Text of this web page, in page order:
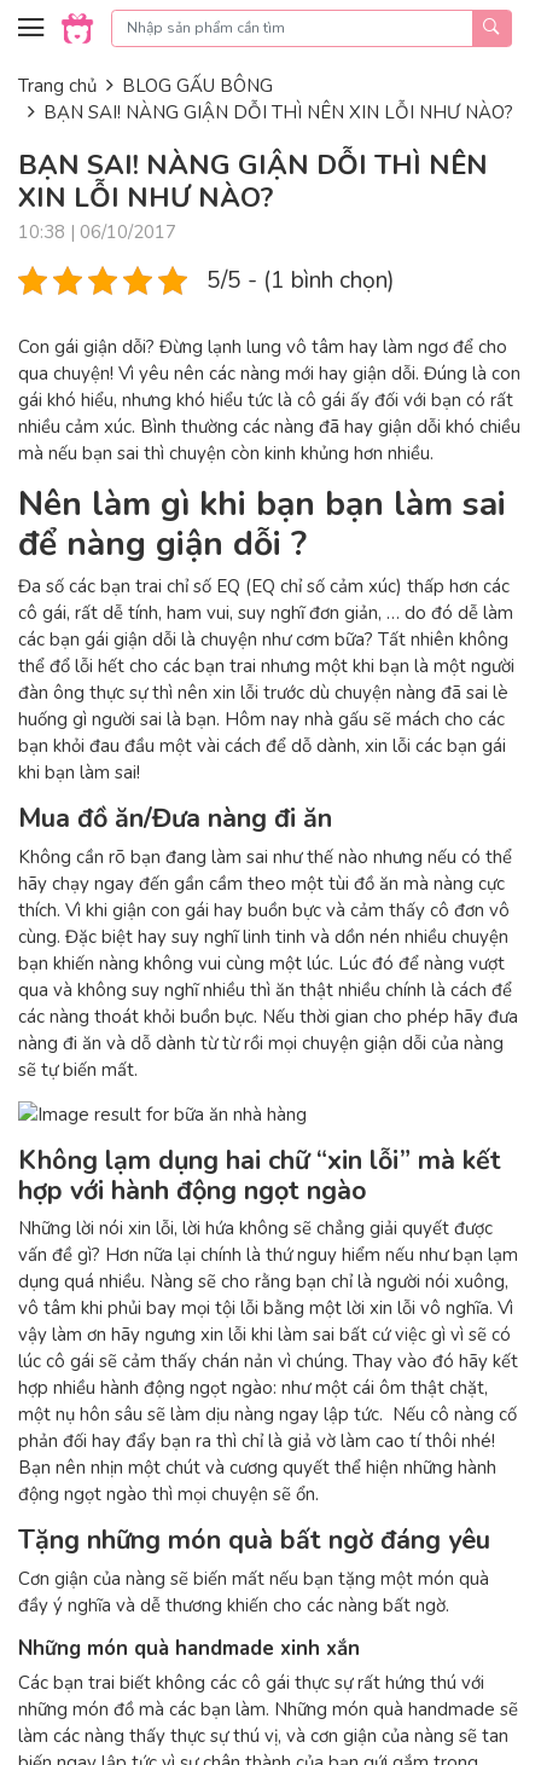
Skip to content
Trang chủ
BLOG GẤU BÔNG
BẠN SAI! NÀNG GIẬN DỖI THÌ NÊN XIN LỖI NHƯ NÀO?
BẠN SAI! NÀNG GIẬN DỖI THÌ NÊN
XIN LỖI NHƯ NÀO?
10:38 | 06/10/2017
5/5 - (1 bình chọn)
Con gái giận dỗi? Đừng lạnh lung vô tâm hay làm ngơ để cho
qua chuyện! Vì yêu nên các nàng mới hay giận dỗi. Đúng là con
gái khó hiểu, nhưng khó hiểu tức là cô gái ấy đối với bạn có rất
nhiều cảm xúc. Bình thường các nàng đã hay giận dỗi khó chiều
mà nếu bạn sai thì chuyện còn kinh khủng hơn nhiều.
Nên làm gì khi bạn bạn làm sai
để nàng giận dỗi ?
Đa số các bạn trai chỉ số EQ (EQ chỉ số cảm xúc) thấp hơn các
cô gái, rất dễ tính, ham vui, suy nghĩ đơn giản, … do đó dễ làm
các bạn gái giận dỗi là chuyện như cơm bữa? Tất nhiên không
thể đổ lỗi hết cho các bạn trai nhưng một khi bạn là một người
đàn ông thực sự thì nên xin lỗi trước dù chuyện nàng đã sai lè
huống gì người sai là bạn. Hôm nay nhà gấu sẽ mách cho các
bạn khỏi đau đầu một vài cách để dỗ dành, xin lỗi các bạn gái
khi bạn làm sai!
Mua đồ ăn/Đưa nàng đi ăn
Không cần rõ bạn đang làm sai như thế nào nhưng nếu có thể
hãy chạy ngay đến gần cầm theo một tùi đồ ăn mà nàng cực
thích. Vì khi giận con gái hay buồn bực và cảm thấy cô đơn vô
cùng. Đặc biệt hay suy nghĩ linh tinh và dồn nén nhiều chuyện
bạn khiến nàng không vui cùng một lúc. Lúc đó để nàng vượt
qua và không suy nghĩ nhiều thì ăn thật nhiều chính là cách để
các nàng thoát khỏi buồn bực. Nếu thời gian cho phép hãy đưa
nàng đi ăn và dỗ dành từ từ rồi mọi chuyện giận dỗi của nàng
sẽ tự biến mất.
Không lạm dụng hai chữ “xin lỗi” mà kết
hợp với hành động ngọt ngào
Những lời nói xin lỗi, lời hứa không sẽ chẳng giải quyết được
vấn đề gì? Hơn nữa lại chính là thứ nguy hiểm nếu như bạn lạm
dụng quá nhiều. Nàng sẽ cho rằng bạn chỉ là người nói xuông,
vô tâm khi phủi bay mọi tội lỗi bằng một lời xin lỗi vô nghĩa. Vì
vậy làm ơn hãy ngưng xin lỗi khi làm sai bất cứ việc gì vì sẽ có
lúc cô gái sẽ cảm thấy chán nản vì chúng. Thay vào đó hãy kết
hợp nhiều hành động ngọt ngào: như một cái ôm thật chặt,
một nụ hôn sâu sẽ làm dịu nàng ngay lập tức. Nếu cô nàng cố
phản đối hay đẩy bạn ra thì chỉ là giả vờ làm cao tí thôi nhé!
Bạn nên nhịn một chút và cương quyết thể hiện những hành
động ngọt ngào thì mọi chuyện sẽ ổn.
Tặng những món quà bất ngờ đáng yêu
Cơn giận của nàng sẽ biến mất nếu bạn tặng một món quà
đầy ý nghĩa và dễ thương khiến cho các nàng bất ngờ.
Những món quà handmade xinh xắn
Các bạn trai biết không các cô gái thực sự rất hứng thú với
những món đồ mà các bạn làm. Những món quà handmade sẽ
làm các nàng thấy thực sự thú vị, và cơn giận của nàng sẽ tan